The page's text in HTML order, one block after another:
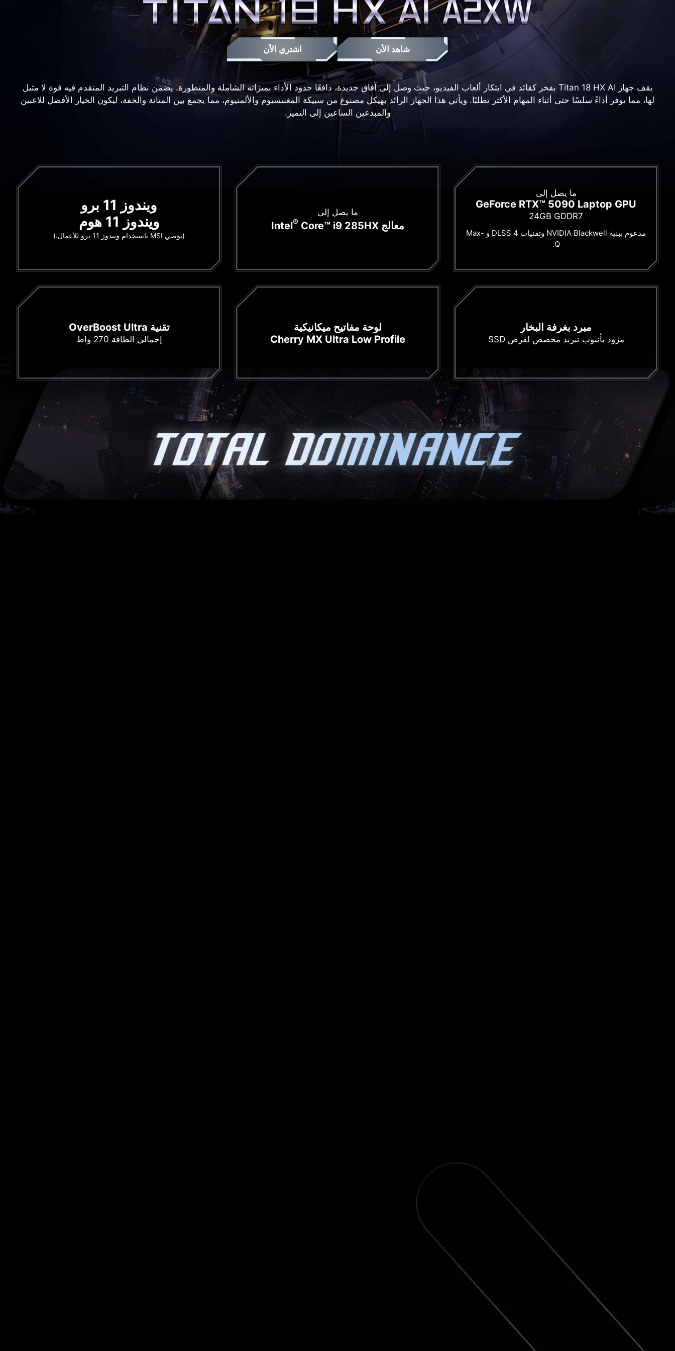
اشتري الأن شاهد الأن
يقف جهاز Titan 18 HX AI بفخر كقائد في ابتكار ألعاب الفيديو، حيث وصل إلى آفاق جديدة، دافعًا حدود الأداء بميزاته الشاملة والمتطورة. يضمن نظام التبريد المتقدم فيه قوة لا مثيل
لها، مما يوفر أداءً سلسًا حتى أثناء المهام الأكثر تطلبًا. ويأتي هذا الجهاز الرائد بهيكل مصنوع من سبيكة المغنيسيوم والألمنيوم، مما يجمع بين المتانة والخفة، ليكون الخيار الأفضل للاعبين
والمبدعين الساعين إلى التميز.
ويندوز 11 برو
ويندوز 11 هوم
(توصي MSI باستخدام ويندوز 11 برو للأعمال.)
ما يصل إلى
معالج Intel ®Core™ i9 285HX
ما يصل إلى
GeForce RTX™ 5090 Laptop GPU
24GB GDDR7
مدعوم ببنية NVIDIA Blackwell وتقنيات DLSS 4 و Max-
Q.
تقنية OverBoost Ultra
إجمالي الطاقة 270 واط
لوحة مفاتيح ميكانيكية
Cherry MX Ultra Low Profile
مبرد بغرفة البخار
مزود بأنبوب تبريد مخصص لقرص SSD